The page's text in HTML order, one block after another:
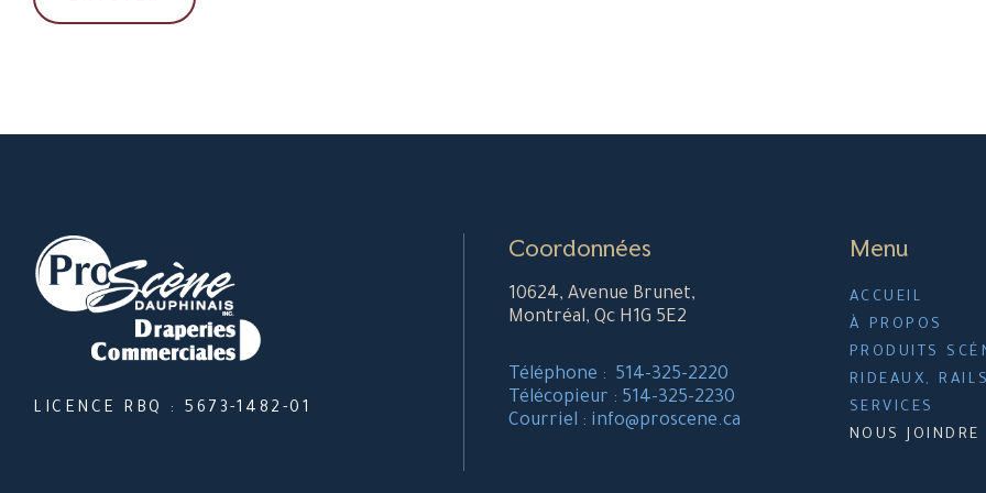
LICENCE RBQ : 5673-1482-01
Coordonnées
10624, Avenue Brunet,
Montréal, Qc H1G 5E2
Téléphone : 514-325-2220
Télécopieur : 514-325-2230
Courriel : info@proscene.ca
Menu
ACCUEIL
À PROPOS
PRODUITS
RIDEAUX,
SERVICES
NOUS JOINDRE